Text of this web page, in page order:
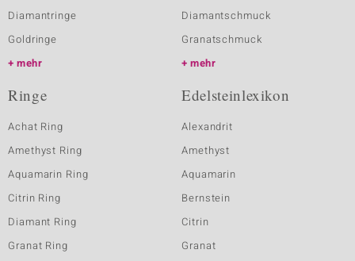
Diamantringe
Goldringe
mehr
Diamantschmuck
Granatschmuck
mehr
Ringe
Achat Ring
Amethyst Ring
Aquamarin Ring
Citrin Ring
Diamant Ring
Granat Ring
Edelsteinlexikon
Alexandrit
Amethyst
Aquamarin
Bernstein
Citrin
Granat